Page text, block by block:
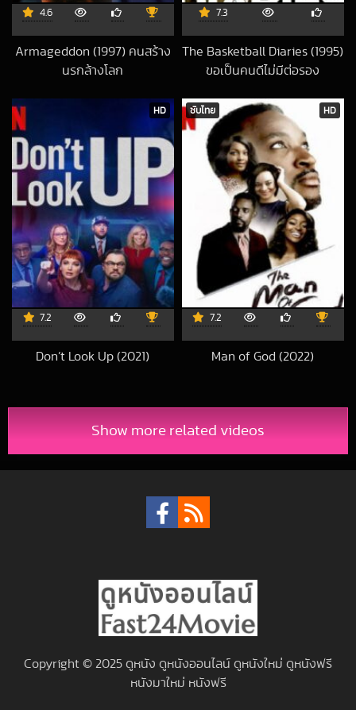
4.6
Armageddon (1997) คนสร้าง
นรกล้างโลก
7.3
The Basketball Diaries (1995)
ขอเป็นคนดีไม่มีต่อรอง
HD
7.2
Don’t Look Up (2021)
HD
ซับไทย
7.2
Man of God (2022)
Show more related videos
Copyright © 2025 ดูหนัง ดูหนังออนไลน์ ดูหนังใหม่ ดูหนังฟรี
หนังมาใหม่ หนังฟรี